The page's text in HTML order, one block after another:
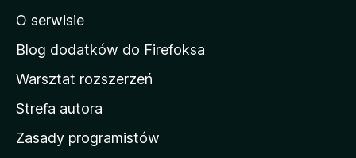
a
d
m
o
w
O serwisie
Blog dodatków do Firefoksa
Warsztat rozszerzeń
Strefa autora
Zasady programistów